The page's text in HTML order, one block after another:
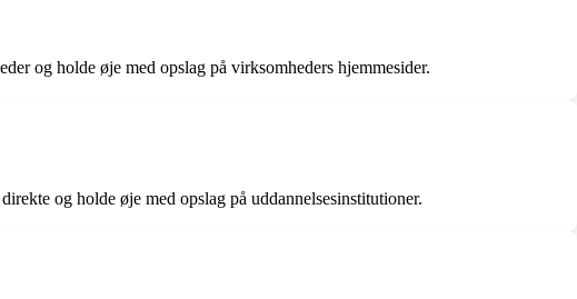
og holde øje med opslag på virksomheders hjemmesider.
og holde øje med opslag på uddannelsesinstitutioner.